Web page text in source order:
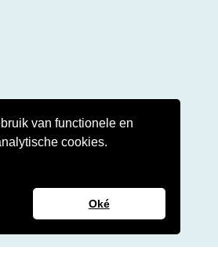
van functionele en
cookies.
Oké